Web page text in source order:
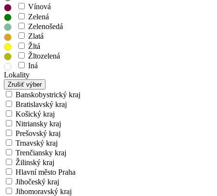
Vínová
Zelená
Zelenošedá
Zlatá
Žltá
Žltozelená
Iná
Lokality
Zrušiť výber
Banskobystrický kraj
Bratislavský kraj
Košický kraj
Nitriansky kraj
Prešovský kraj
Trnavský kraj
Trenčiansky kraj
Žilinský kraj
Hlavní město Praha
Jihočeský kraj
Jihomoravský kraj